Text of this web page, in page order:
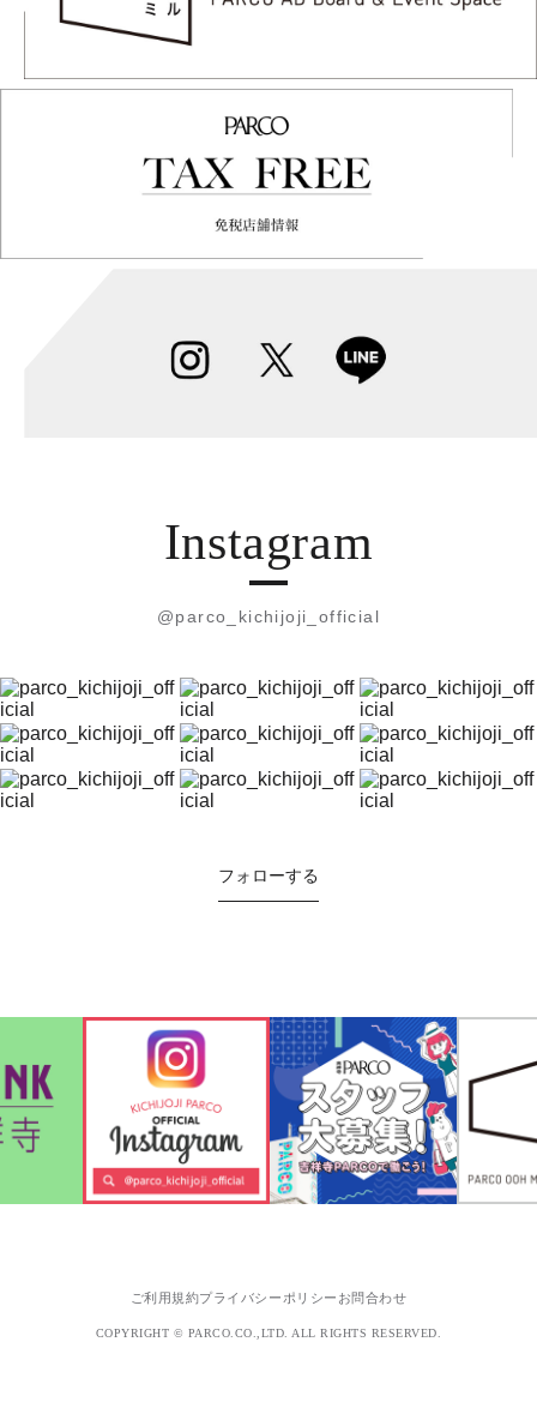
Instagram
@parco_kichijoji_official
フォローする
ご利用規約プライバシーポリシー お問合わせ
COPYRIGHT © PARCO.CO.,LTD. ALL RIGHTS RESERVED.